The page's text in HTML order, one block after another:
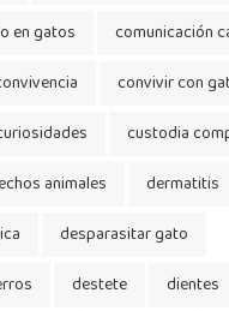
en gatos
comunicación
convivir con
custodia
animales
dermatitis
desparasitar gato
destete dientes